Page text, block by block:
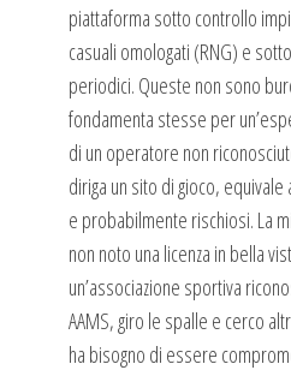
piattaforma sotto controllo
casuali omologati (RNG) e
periodici. Queste non sono
fondamenta stesse per
di un operatore non
diriga un sito di gioco,
e probabilmente rischiosi. La
non noto una licenza in bella
un’associazione sportiva
AAMS, giro le spalle e cerco
ha bisogno di essere